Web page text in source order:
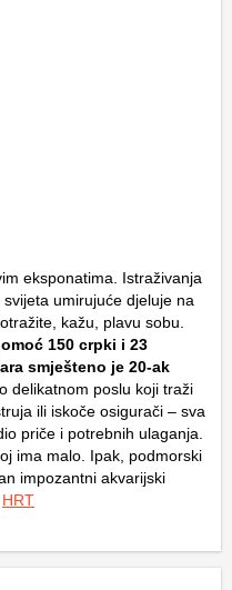
eksponatima. Istraživanja
umirujuće djeluje na
kažu, plavu sobu.
150 crpki i 23
smješteno je 20-ak
delikatnom poslu koji traži
ili iskoče osigurači – sva
priče i potrebnih ulaganja.
ima malo. Ipak, podmorski
impozantni akvarijski
HRT